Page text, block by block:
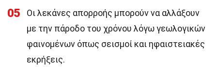
05
Οι λεκάνες απορροής μπορούν να αλλάξουν
με την πάροδο του χρόνου λόγω γεωλογικών
φαινομένων όπως σεισμοί και ηφαιστειακές
εκρήξεις.